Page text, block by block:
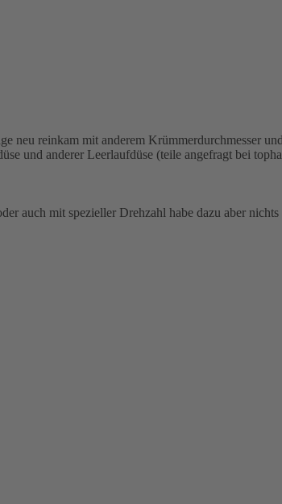
neu reinkam mit anderem Krümmerdurchmesser
und anderer Leerlaufdüse (teile angefragt bei
auch mit spezieller Drehzahl habe dazu aber